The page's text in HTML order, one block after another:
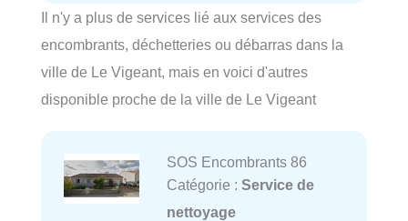
Il n'y a plus de services lié aux services des
encombrants, déchetteries ou débarras dans la
ville de Le Vigeant, mais en voici d'autres
disponible proche de la ville de Le Vigeant
SOS Encombrants 86
Catégorie : Service de
nettoyage